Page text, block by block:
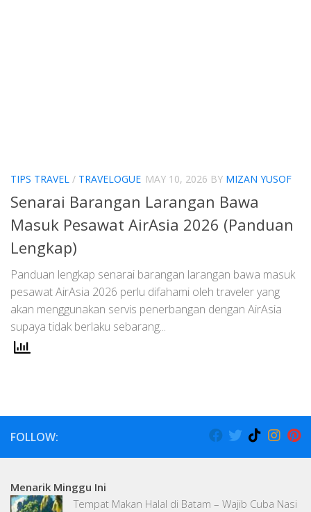
TIPS TRAVEL / TRAVELOGUE MAY 10, 2026 BY MIZAN YUSOF
Senarai Barangan Larangan Bawa
Masuk Pesawat AirAsia 2026 (Panduan
Lengkap)
Panduan lengkap senarai barangan larangan bawa masuk
pesawat AirAsia 2026 perlu difahami oleh traveler yang
akan menggunakan servis penerbangan dengan AirAsia
supaya tidak berlaku sebarang...
FOLLOW:
Menarik Minggu Ini
Tempat Makan Halal di Batam – Wajib Cuba Nasi